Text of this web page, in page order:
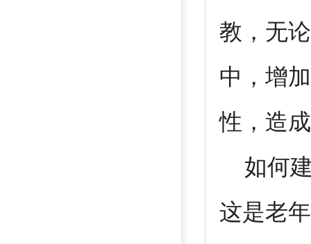
教，无
中，增
性，造
如何建
这是老